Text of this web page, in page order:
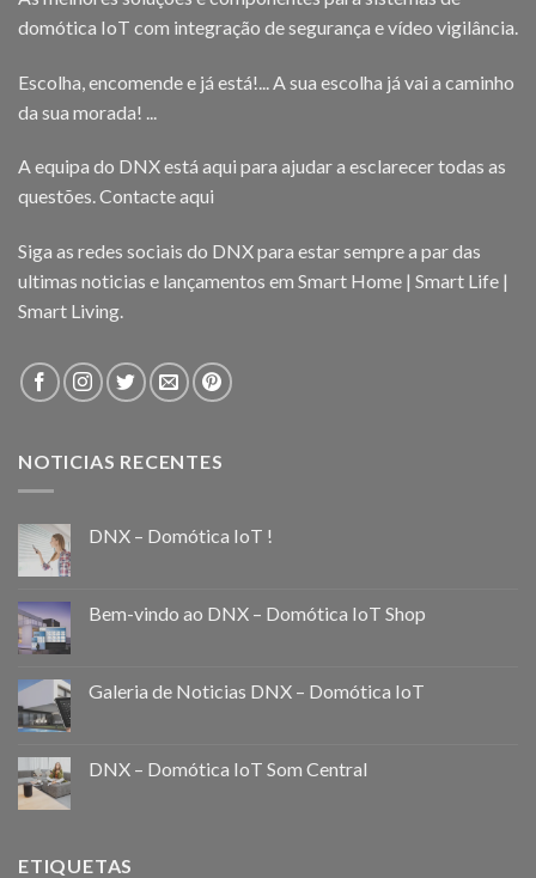
domótica IoT com integração de segurança e vídeo vigilância.
Escolha, encomende e já está!... A sua escolha já vai a caminho
da sua morada! ...
A equipa do DNX está aqui para ajudar a esclarecer todas as
questões.Contacte aqui
Siga as redes sociais do DNX para estar sempre a par das
ultimas noticias e lançamentos em Smart Home | Smart Life |
Smart Living.
NOTICIAS RECENTES
DNX – Domótica IoT !
Bem-vindo ao DNX – Domótica IoT Shop
Galeria de Noticias DNX – Domótica IoT
DNX – Domótica IoT Som Central
ETIQUETAS